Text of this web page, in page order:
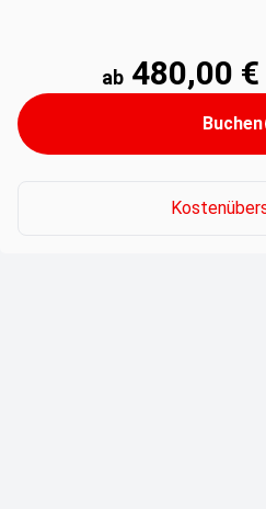
ab 480,00 €
Buchen